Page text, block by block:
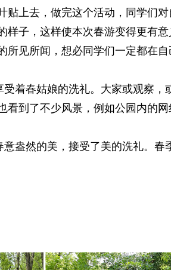
上去，做完这个活动，同学们
子，这样使本次春游变得更有
见所闻，想必同学们一定都在
着春姑娘的洗礼。大家或观察，
到了不少风景，例如公园内的网
盎然的美，接受了美的洗礼。春